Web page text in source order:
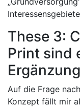
These 3:
Print sind
Ergänzung
Auf die Frage
Konzept fällt mir